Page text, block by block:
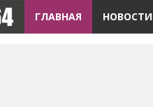
ГЛАВНАЯ НОВОСТИ